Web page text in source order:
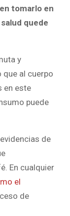
tomarlo en
quede
y
al cuerpo
en este
puede
de
En cualquier
el
de